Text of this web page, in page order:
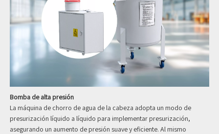
Bomba de alta presión
La máquina de chorro de agua de la cabeza adopta un modo de
presurización líquido a líquido para implementar presurización,
asegurando un aumento de presión suave y eficiente. Al mismo